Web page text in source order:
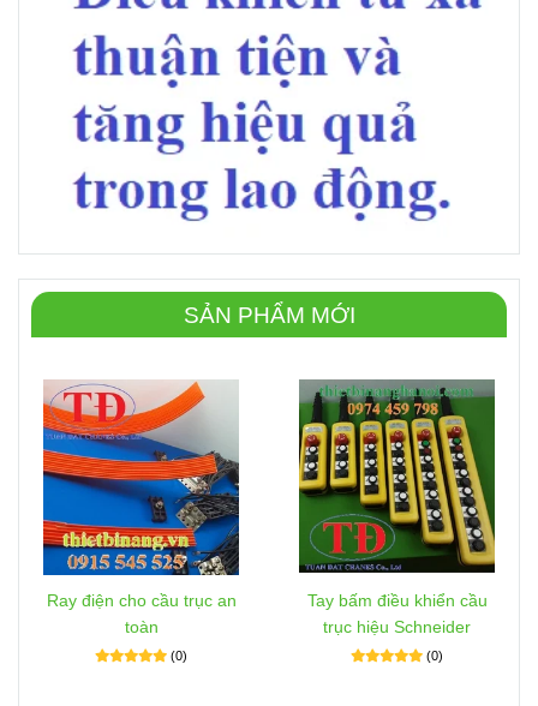
SẢN PHẨM MỚI
Ray điện cho cầu trục an
toàn
(0)
Tay bấm điều khiển cầu
trục hiệu Schneider
(0)